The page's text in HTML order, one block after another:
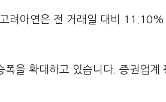
려아연은 전 거래일 대비
을 확대하고 있습니다. 증권업계